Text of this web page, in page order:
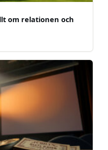
om relationen och